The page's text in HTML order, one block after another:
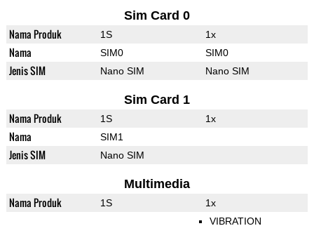
Sim Card 0
Nama Produk 1S 1x
Nama SIM0 SIM0
Jenis SIM Nano SIM Nano SIM
Sim Card 1
Nama Produk 1S 1x
Nama SIM1
Jenis SIM Nano SIM
Multimedia
Nama Produk 1S 1x
VIBRATION